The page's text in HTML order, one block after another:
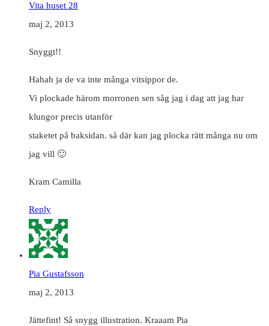
Vita huset 28
maj 2, 2013
Snyggt!!
Hahah ja de va inte många vitsippor de.
Vi plockade härom morronen sen såg jag i dag att jag har
klungor precis utanför
staketet på baksidan. så där kan jag plocka rätt många nu om
jag vill 🙂
Kram Camilla
Reply
Pia Gustafsson
maj 2, 2013
Jättefint! Så snygg illustration. Kraaam Pia